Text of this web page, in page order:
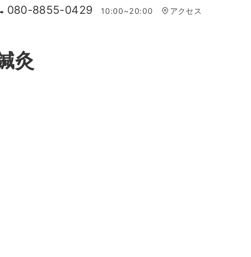
080-8855-0429 10:00~20:00 アクセス
灸